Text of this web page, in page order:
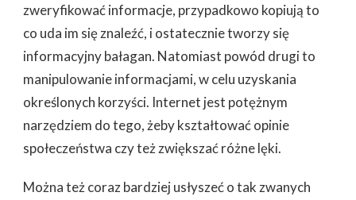
zweryfikować informacje, przypadkowo kopiują to
co uda im się znaleźć, i ostatecznie tworzy się
informacyjny bałagan. Natomiast powód drugi to
manipulowanie informacjami, w celu uzyskania
określonych korzyści. Internet jest potężnym
narzędziem do tego, żeby kształtować opinie
społeczeństwa czy też zwiększać różne lęki.
Można też coraz bardziej usłyszeć o tak zwanych